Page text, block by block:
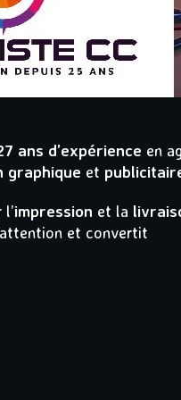
ans d’expérience en
graphique et
impression et la
et convertit